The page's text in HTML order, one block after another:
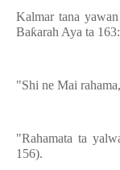
Kalmar tana
Baƙarah Aya ta 163:
"Shi ne Mai
"Rahamata ta
156).